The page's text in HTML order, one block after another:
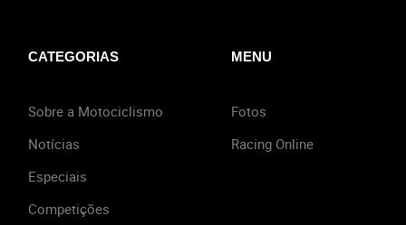
CATEGORIAS
Sobre a Motociclismo
Notícias
Especiais
Competições
MENU
Fotos
Racing Online